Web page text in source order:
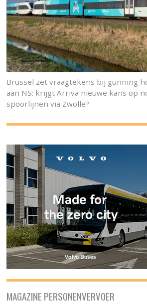
Brussel zet vraagtekens bij gunning
aan NS: krijgt Arriva nieuwe kans op
spoorlijnen via Zwolle?
MAGAZINE PERSONENVERVOER